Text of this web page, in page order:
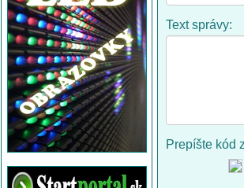
Text správy:
Prepíšte kód